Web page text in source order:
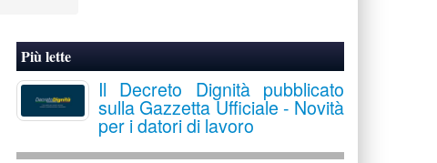
Più lette
Il Decreto Dignità pubblicato
sulla Gazzetta Ufficiale - Novità
per i datori di lavoro